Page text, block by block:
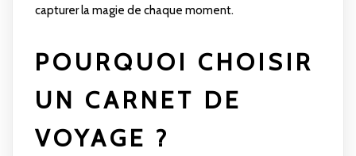
capturer la magie de chaque moment.
POURQUOI CHOISIR
UN CARNET DE
VOYAGE ?